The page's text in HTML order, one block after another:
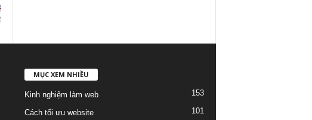
MỤC XEM NHIỀU
Kinh nghiệm làm web 153
Cách tối ưu website 101